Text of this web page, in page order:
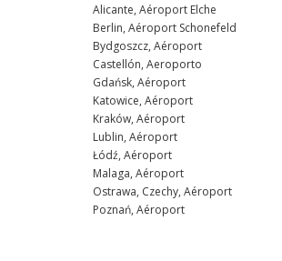
Alicante, Aéroport Elche
Berlin, Aéroport Schonefeld
Bydgoszcz, Aéroport
Castellón, Aeroporto
Gdańsk, Aéroport
Katowice, Aéroport
Kraków, Aéroport
Lublin, Aéroport
Łódź, Aéroport
Malaga, Aéroport
Ostrawa, Czechy, Aéroport
Poznań, Aéroport